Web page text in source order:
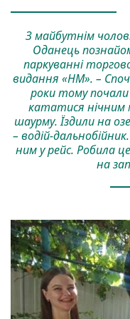
З майбутнім
Оданець
паркуванні
видання «НМ». –
роки тому
кататися нічним
шаурму. Їздили на
– водій-
ним у рейс. Робила
на